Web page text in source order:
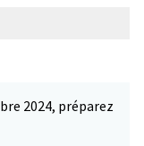
2024, préparez